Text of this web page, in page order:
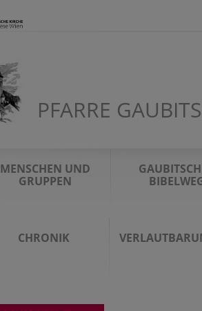
PFARRE
MENSCHEN UND
GRUPPEN
CHRONIK